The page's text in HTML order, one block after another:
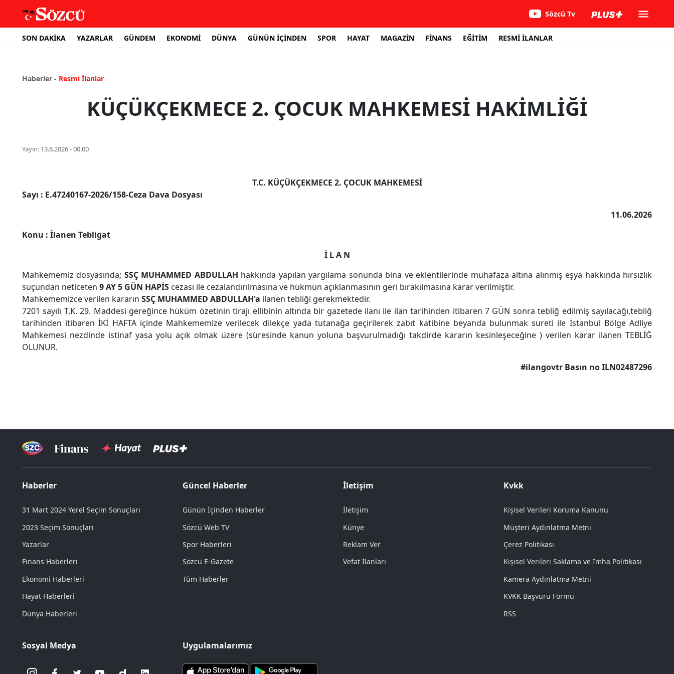
Sözcü Tv
SON DAKİKA YAZARLAR GÜNDEM EKONOMİ DÜNYA GÜNÜN İÇİNDEN SPOR HAYAT MAGAZİN FİNANS EĞİTİM RESMİ İLANLAR
Haberler - Resmi İlanlar
KÜÇÜKÇEKMECE 2. ÇOCUK MAHKEMESİ HAKİMLİĞİ
Yayın: 13.6.2026 - 00.00
T.C. KÜÇÜKÇEKMECE 2. ÇOCUK MAHKEMESİ
Sayı : E.47240167-2026/158-Ceza Dava Dosyası
11.06.2026
Konu : İlanen Tebligat
İ L A N
Mahkememiz dosyasında; SSÇ MUHAMMED ABDULLAH hakkında yapılan yargılama sonunda bina ve eklentilerinde muhafaza altına alınmış eşya hakkında hırsızlık
suçundan neticeten 9 AY 5 GÜN HAPİS cezası ile cezalandırılmasına ve hükmün açıklanmasının geri bırakılmasına karar verilmiştir.
Mahkememizce verilen kararın SSÇ MUHAMMED ABDULLAH'a ilanen tebliği gerekmektedir.
7201 sayılı T.K. 29. Maddesi gereğince hüküm özetinin tirajı ellibinin altında bir gazetede ilanı ile ilan tarihinden itibaren 7 GÜN sonra tebliğ edilmiş sayılacağı,tebliğ
tarihinden itibaren İKİ HAFTA içinde Mahkememize verilecek dilekçe yada tutanağa geçirilerek zabıt katibine beyanda bulunmak sureti ile İstanbul Bölge Adliye
Mahkemesi nezdinde istinaf yasa yolu açık olmak üzere (süresinde kanun yoluna başvurulmadığı takdirde kararın kesinleşeceğine ) verilen karar ilanen TEBLİĞ
OLUNUR.
#ilangovtr Basın no ILN02487296
Haberler
31 Mart 2024 Yerel Seçim Sonuçları
2023 Seçim Sonuçları
Yazarlar
Finans Haberleri
Ekonomi Haberleri
Hayat Haberleri
Dünya Haberleri
Güncel Haberler
Günün İçinden Haberler
Sözcü Web TV
Spor Haberleri
Sözcü E-Gazete
Tüm Haberler
İletişim
İletişim
Künye
Reklam Ver
Vefat İlanları
Kvkk
Kişisel Verileri Koruma Kanunu
Müşteri Aydınlatma Metni
Çerez Politikası
Kişisel Verileri Saklama ve İmha Politikası
Kamera Aydınlatma Metni
KVKK Başvuru Formu
RSS
Sosyal Medya Uygulamalarımız